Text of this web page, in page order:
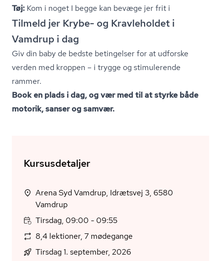
Tøj: Kom i noget I begge kan bevæge jer frit i
Tilmeld jer Krybe- og Kravleholdet i
Vamdrup i dag
Giv din baby de bedste betingelser for at udforske
verden med kroppen – i trygge og stimulerende
rammer.
Book en plads i dag, og vær med til at styrke både
motorik, sanser og samvær.
Kursusdetaljer
Arena Syd Vamdrup, Idrætsvej 3, 6580
Vamdrup
Tirsdag, 09:00 - 09:55
8,4 lektioner, 7 mødegange
Tirsdag 1. september, 2026